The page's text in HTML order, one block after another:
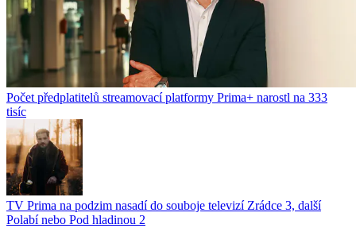
Počet předplatitelů streamovací platformy Prima+ narostl na 333
tisíc
TV Prima na podzim nasadí do souboje televizí Zrádce 3, další
Polabí nebo Pod hladinou 2